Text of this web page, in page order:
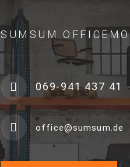
SUMSUM
069-941 437 41
office@sumsum.de